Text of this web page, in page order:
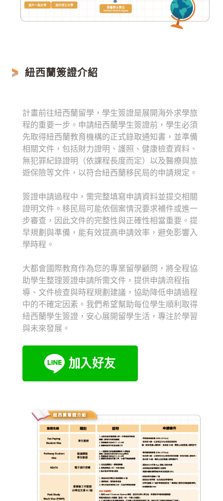
紐西蘭簽證介紹
計畫前往紐西蘭留學，學生簽證是展開海外求學旅
程的重要一步。申請紐西蘭學生簽證前，學生必須
先取得紐西蘭教育機構的正式錄取通知書，並準備
相關文件，包括財力證明、護照、健康檢查資料、
無犯罪紀錄證明（依課程長度而定）以及醫療與旅
遊保險等文件，以符合紐西蘭移民局的申請規定。
簽證申請過程中，需完整填寫申請資料並提交相關
證明文件。移民局可能依個案情況要求補件或進一
步審查，因此文件的完整性與正確性相當重要。提
早規劃與準備，能有效提高申請效率，避免影響入
學時程。
大都會國際教育作為您的專業留學顧問，將全程協
助學生整理簽證申請所需文件，提供申請流程指
導、文件檢查與時程規劃建議，協助降低申請過程
中的不確定因素。我們希望幫助每位學生順利取得
紐西蘭學生簽證，安心展開留學生活，專注於學習
與未來發展。